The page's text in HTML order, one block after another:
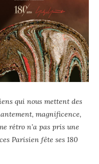
qui nous mettent des
magnificence,
rétro n’a pas pris une
Parisien fête ses 180